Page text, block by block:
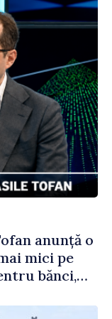
anunță o
mici pe
bănci,